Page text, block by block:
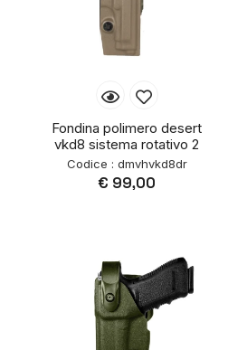
Fondina polimero desert
vkd8 sistema rotativo 2
Codice : dmvhvkd8dr
€ 99,00